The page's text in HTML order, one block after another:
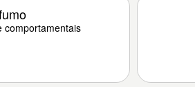
comportamentais